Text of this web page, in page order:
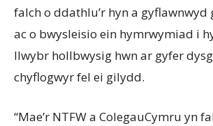
falch o ddathlu’r hyn a
ac o bwysleisio ein hymrwymiad i
llwybr hollbwysig hwn ar gyfer
chyflogwyr fel ei gilydd.
“Mae’r NTFW a ColegauCymru yn